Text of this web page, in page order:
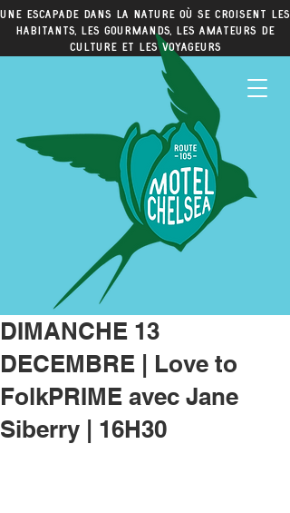
Une escapade dans la nature où se croisent les
habitants, les gourmands, les amateurs de
culture et les voyageurs
DIMANCHE 13
DECEMBRE | Love to
FolkPRIME avec Jane
Siberry | 16H30